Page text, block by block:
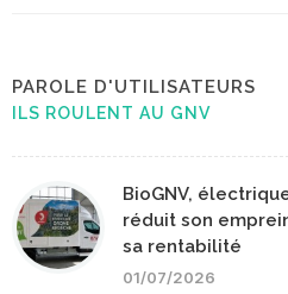
PAROLE D'UTILISATEURS
ILS ROULENT AU GNV
BioGNV,
réduit son
sa rentabilité
01/07/2026